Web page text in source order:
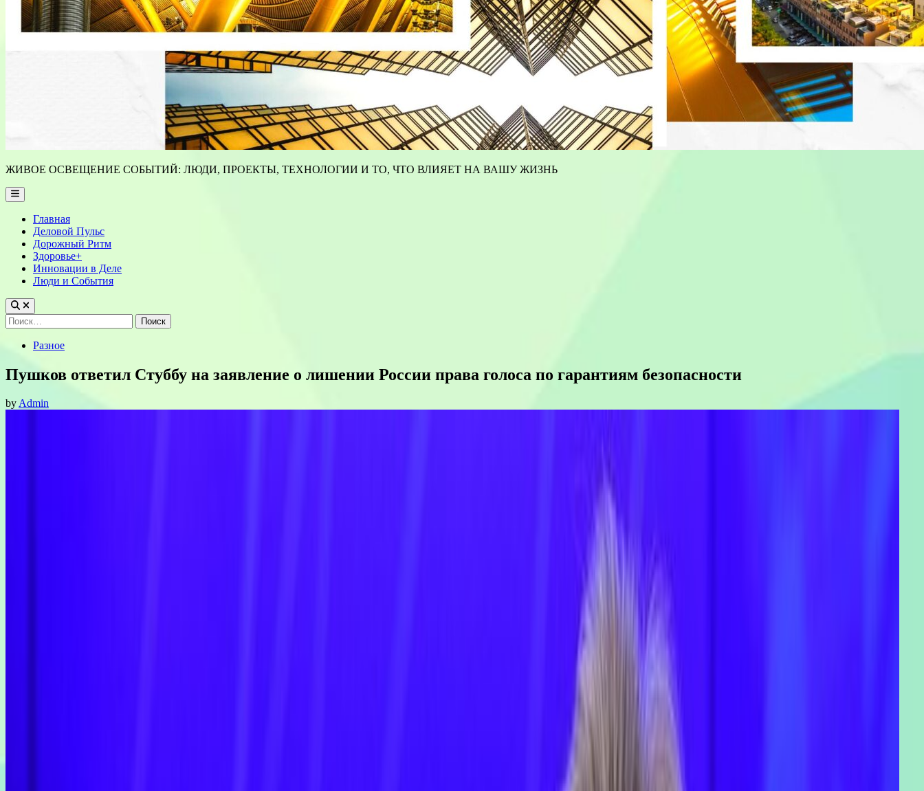
ЖИВОЕ ОСВЕЩЕНИЕ СОБЫТИЙ: ЛЮДИ, ПРОЕКТЫ, ТЕХНОЛОГИИ И ТО, ЧТО ВЛИЯЕТ НА ВАШУ ЖИЗНЬ
Main
Menu
Главная
Деловой Пульс
Дорожный Ритм
Здоровье+
Инновации в Деле
Люди и События
Найти:
PostedРазное
Пушков ответил Стуббу на заявление о лишении России права голоса по гарантиям безопасности
byAdmin